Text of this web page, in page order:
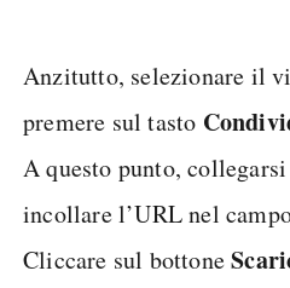
Anzitutto, selezionare il
premere sul tasto
A questo punto,
incollare l’URL nel
Cliccare sul bottone